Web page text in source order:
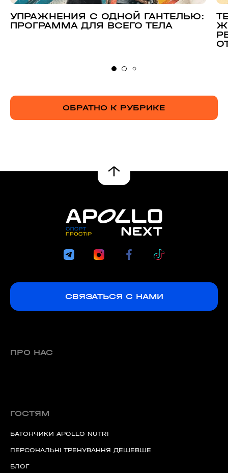
УПРАЖНЕНИЯ С ОДНОЙ ГАНТЕЛЬЮ:
ПРОГРАММА ДЛЯ ВСЕГО ТЕЛА
ОБРАТНО К РУБРИКЕ
СВЯЗАТЬСЯ С НАМИ
ПРО НАС
ГОСТЯМ
БАТОНЧИКИ APOLLO NUTRI
ПЕРСОНАЛЬНІ ТРЕНУВАННЯ ДЕШЕВШЕ
БЛОГ